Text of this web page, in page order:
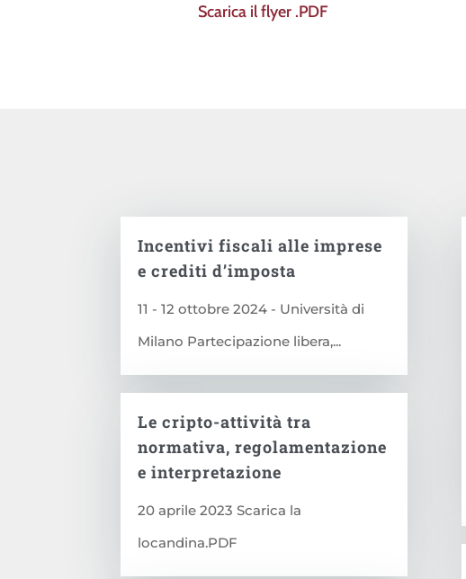
Scarica il flyer .PDF
Incentivi fiscali alle imprese
e crediti d’imposta
11 - 12 ottobre 2024 - Università di
Milano Partecipazione libera,...
Le cripto-attività tra
normativa, regolamentazione
e interpretazione
20 aprile 2023 Scarica la
locandina.PDF